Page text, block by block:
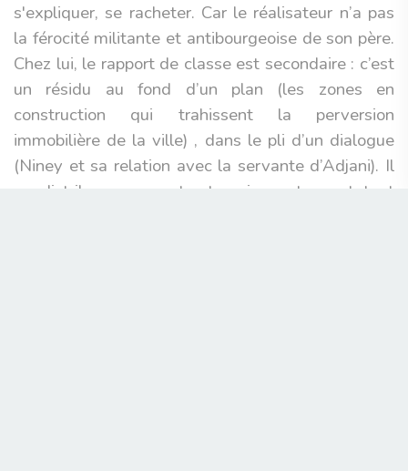
s'expliquer, se racheter. Car le réalisateur n’a pas
la férocité militante et antibourgeoise de son père.
Chez lui, le rapport de classe est secondaire : c’est
un résidu au fond d’un plan (les zones en
construction qui trahissent la perversion
immobilière de la ville) , dans le pli d’un dialogue
(Niney et sa relation avec la servante d’Adjani). Il
ne distribue pas un tract mais veut avant tout